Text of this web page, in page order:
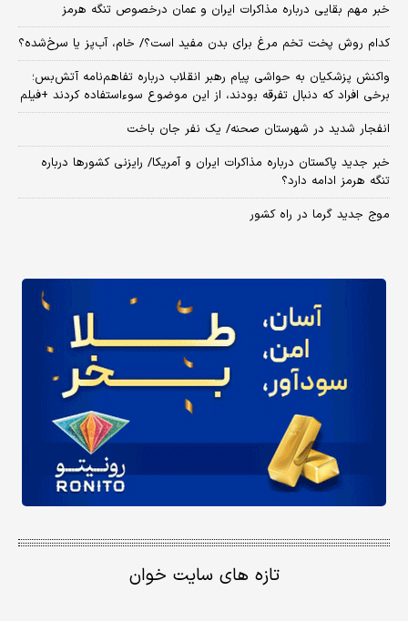
خبر مهم بقایی درباره مذاکرات ایران و عمان درخصوص تنگه هرمز
کدام روش پخت تخم مرغ برای بدن مفید است؟/ خام، آب‌پز یا سرخ‌شده؟
واکنش پزشکیان به حواشی پیام رهبر انقلاب درباره تفاهم‌نامه آتش‌بس؛
برخی افراد که دنبال تفرقه بودند، از این موضوع سوءاستفاده کردند +فیلم
انفجار شدید در شهرستان صحنه/ یک نفر جان باخت
خبر جدید پاکستان درباره مذاکرات ایران و آمریکا/ رایزنی کشورها درباره
تنگه هرمز ادامه دارد؟
موج جدید گرما در راه کشور
تازه های سایت خوان